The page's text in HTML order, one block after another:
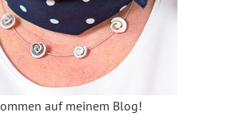
auf meinem Blog!